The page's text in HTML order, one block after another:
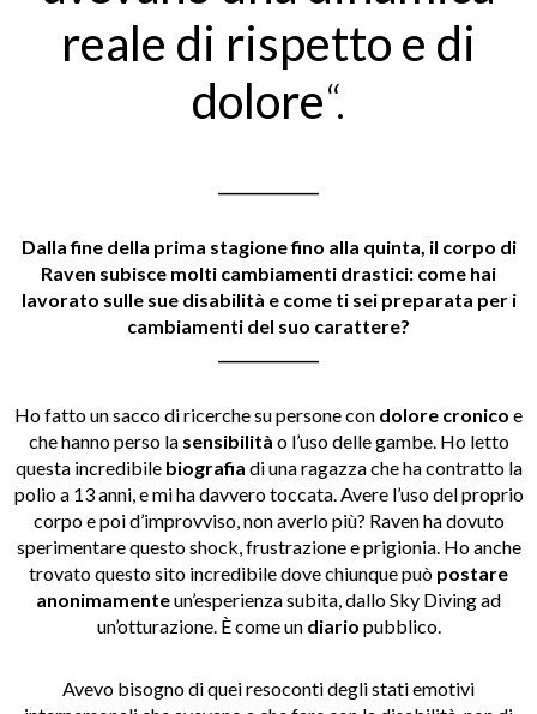
reale di rispetto e di
dolore“.
Dalla fine della prima stagione fino alla quinta, il corpo di
Raven subisce molti cambiamenti drastici: come hai
lavorato sulle sue disabilità e come ti sei preparata per i
cambiamenti del suo carattere?
Ho fatto un sacco di ricerche su persone con dolore cronico e
che hanno perso la sensibilità o l’uso delle gambe. Ho letto
questa incredibile biografia di una ragazza che ha contratto la
polio a 13 anni, e mi ha davvero toccata. Avere l’uso del proprio
corpo e poi d’improvviso, non averlo più? Raven ha dovuto
sperimentare questo shock, frustrazione e prigionia. Ho anche
trovato questo sito incredibile dove chiunque può postare
anonimamenteun’esperienza subita, dallo Sky Diving ad
un’otturazione. È come un diario pubblico.
Avevo bisogno di quei resoconti degli stati emotivi